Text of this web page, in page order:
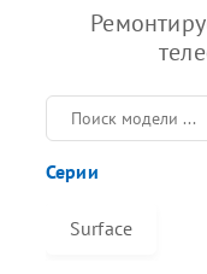
Серии
Surface